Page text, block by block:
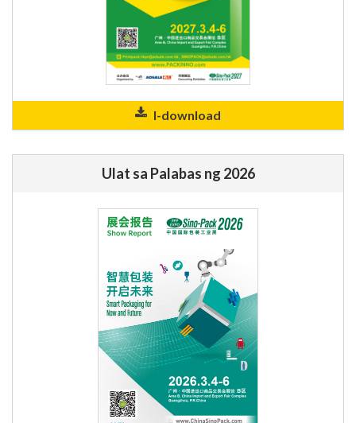
I-download
Ulat sa Palabas ng 2026